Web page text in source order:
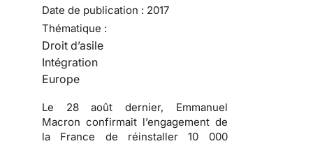
Date de publication : 2017
Thématique :
Droit d’asile
Intégration
Europe
Le 28 août dernier, Emmanuel
Macron confirmait l’engagement de
la France de réinstaller 10 000